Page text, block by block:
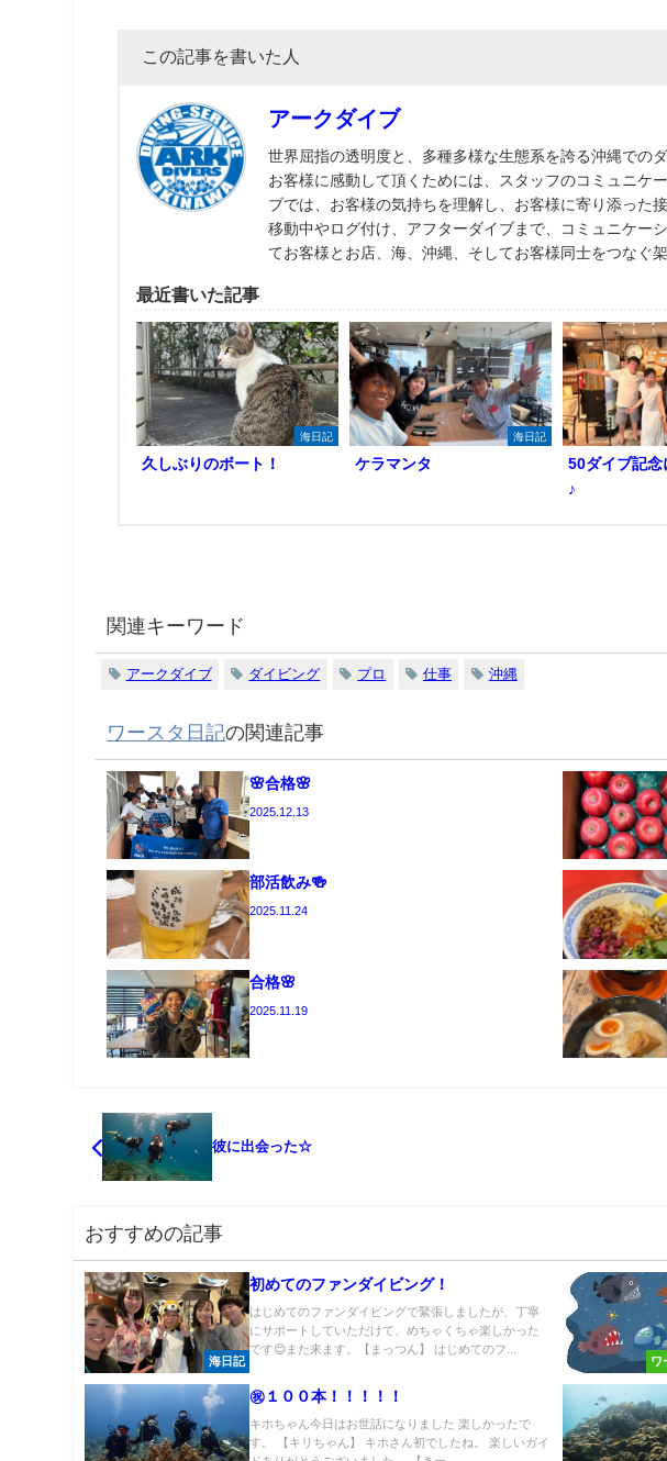
この記事を書いた人
アークダイブ
世界屈指の透明度と、多種多様な生態系を誇る沖縄での
お客様に感動して頂くためには、スタッフのコミュニケ
ブでは、お客様の気持ちを理解し、お客様に寄り添った
移動中やログ付け、アフターダイブまで、コミュニケー
てお客様とお店、海、沖縄、そしてお客様同士をつなぐ
最近書いた記事
海日記
久しぶりのボート！
海日記
ケラマンタ
50ダイブ記念
♪
関連キーワード
アークダイブ ダイビング プロ 仕事 沖縄
ワースタ日記の関連記事
🌸合格🌸
2025.12.13
部活飲み🍻
2025.11.24
合格🌸
2025.11.19
彼に出会った☆
おすすめの記事
海日記
初めてのファンダイビング！
はじめてのファンダイビングで緊張しましたが、丁寧
にサポートしていただけて、めちゃくちゃ楽しかった
です😊また来ます。【まっつん】 はじめてのフ...
ワ
㊗１００本！！！！！
キホちゃん今日はお世話になりました 楽しかったで
す。 【キリちゃん】 キホさん初でしたね。 楽しいガイ